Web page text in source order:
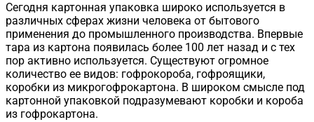
Сегодня картонная упаковка широко используется в
различных сферах жизни человека от бытового
применения до промышленного производства. Впервые
тара из картона появилась более 100 лет назад и с тех
пор активно используется. Существуют огромное
количество ее видов: гофрокороба, гофроящики,
коробки из микрогофрокартона. В широком смысле под
картонной упаковкой подразумевают коробки и короба
из гофрокартона.